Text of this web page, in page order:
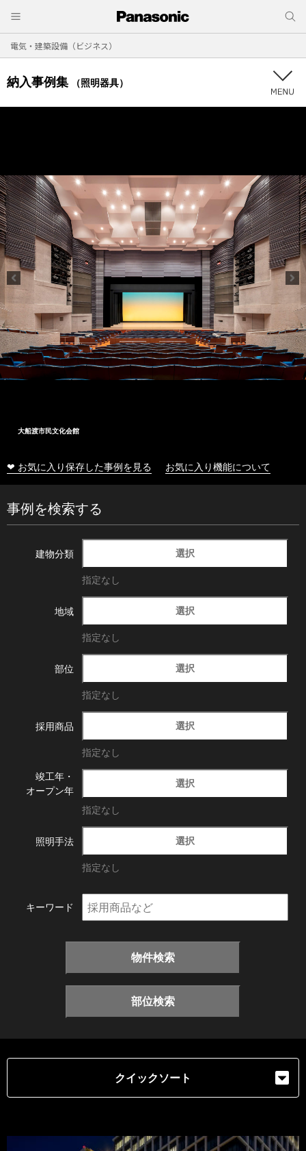
電気・建築設備（ビジネス）
納入事例集 （照明器具）
大船渡市民文化会館
❤ お気に入り保存した事例を見る お気に入り機能について
事例を検索する
建物分類 選択
指定なし
地域 選択
指定なし
部位 選択
指定なし
採用商品 選択
指定なし
竣工年・
オープン年
選択
指定なし
照明手法 選択
指定なし
キーワード
物件検索
部位検索
クイックソート